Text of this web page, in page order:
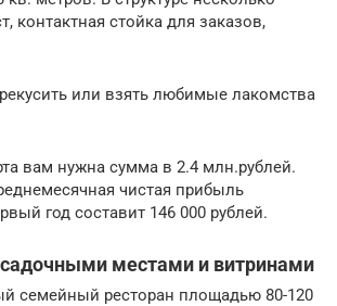
контактная стойка для заказов,
или взять любимые лакомства
вам нужна сумма в 2.4 млн.рублей.
чистая прибыль
год составит 146 000 рублей.
местами и витринами
семейный ресторан площадью 80-120